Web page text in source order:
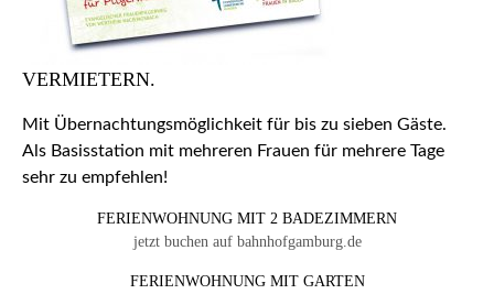
VERMIETERN.
Mit Übernachtungsmöglichkeit für bis zu sieben Gäste.
Als Basisstation mit mehreren Frauen für mehrere Tage
sehr zu empfehlen!
FERIENWOHNUNG MIT 2 BADEZIMMERN
jetzt buchen auf bahnhofgamburg.de
FERIENWOHNUNG MIT GARTEN